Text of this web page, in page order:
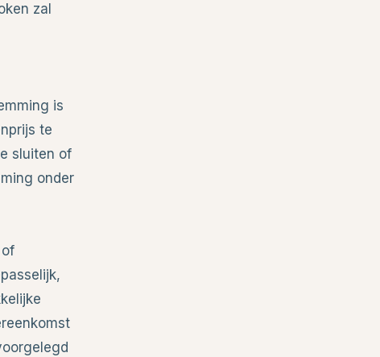
zal
is
te
sluiten of
onder